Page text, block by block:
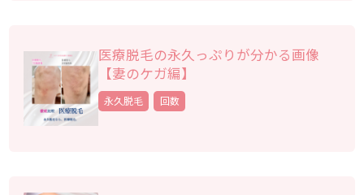
医療脱毛の永久っぷりが分かる画像
【妻のケガ編】
永久脱毛 回数